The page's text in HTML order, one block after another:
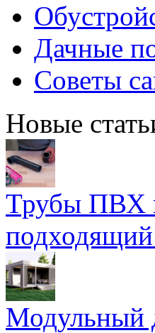
Дачные
Советы
Новые
Трубы ПВХ
подходящий
Модульный